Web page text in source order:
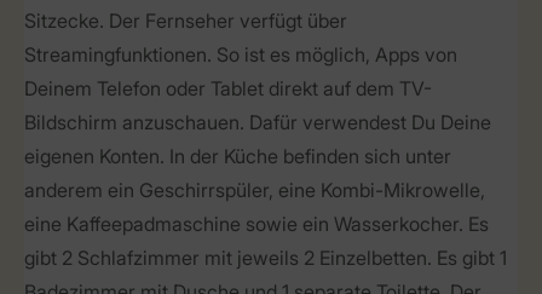
Sitzecke. Der Fernseher verfügt über
Streamingfunktionen. So ist es möglich, Apps von
Deinem Telefon oder Tablet direkt auf dem TV-
Bildschirm anzuschauen. Dafür verwendest Du Deine
eigenen Konten. In der Küche befinden sich unter
anderem ein Geschirrspüler, eine Kombi-Mikrowelle,
eine Kaffeepadmaschine sowie ein Wasserkocher. Es
gibt 2 Schlafzimmer mit jeweils 2 Einzelbetten. Es gibt 1